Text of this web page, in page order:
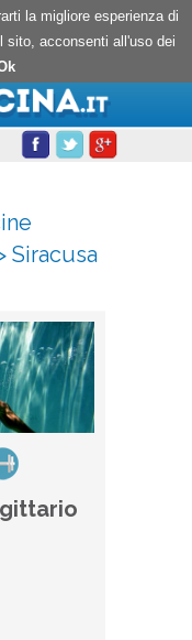
Nuoto in piscina
Siracusa
la migliore esperienza di
sito, acconsenti all'uso dei